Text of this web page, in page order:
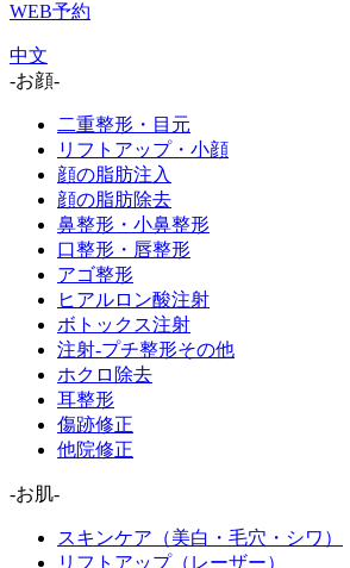
WEB予約
中文
-お顔-
二重整形・目元
リフトアップ・小顔
顔の脂肪注入
顔の脂肪除去
鼻整形・小鼻整形
口整形・唇整形
アゴ整形
ヒアルロン酸注射
ボトックス注射
注射-プチ整形その他
ホクロ除去
耳整形
傷跡修正
他院修正
-お肌-
スキンケア（美白・毛穴・シワ）
リフトアップ（レーザー）